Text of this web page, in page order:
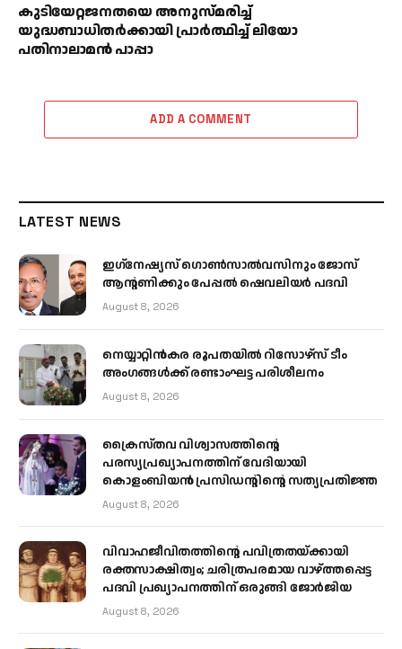
കുടിയേറ്റജനതയെ അനുസ്മരിച്ച്
യുദ്ധബാധിതർക്കായി പ്രാർത്ഥിച്ച് ലിയോ
പതിനാലാമൻ പാപ്പാ
ADD A COMMENT
LATEST NEWS
ഇഗ്‌നേഷ്യസ് ഗൊൺസാൽവസിനും ജോസ്
ആന്റണിക്കും പേപ്പൽ ഷെവലിയർ പദവി
August 8, 2026
നെയ്യാറ്റിൻകര രൂപതയിൽ റിസോഴ്സ് ടീം
അംഗങ്ങൾക്ക് രണ്ടാംഘട്ട പരിശീലനം
August 8, 2026
ക്രൈസ്തവ വിശ്വാസത്തിന്റെ
പരസ്യപ്രഖ്യാപനത്തിന് വേദിയായി
കൊളംബിയൻ പ്രസിഡന്റിന്റെ സത്യപ്രതിജ്ഞ
August 8, 2026
വിവാഹജീവിതത്തിന്റെ പവിത്രതയ്ക്കായി
രക്തസാക്ഷിത്വം; ചരിത്രപരമായ വാഴ്ത്തപ്പെട്ട
പദവി പ്രഖ്യാപനത്തിന് ഒരുങ്ങി ജോര്‍ജിയ
August 8, 2026